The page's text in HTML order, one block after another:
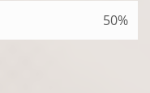
50%